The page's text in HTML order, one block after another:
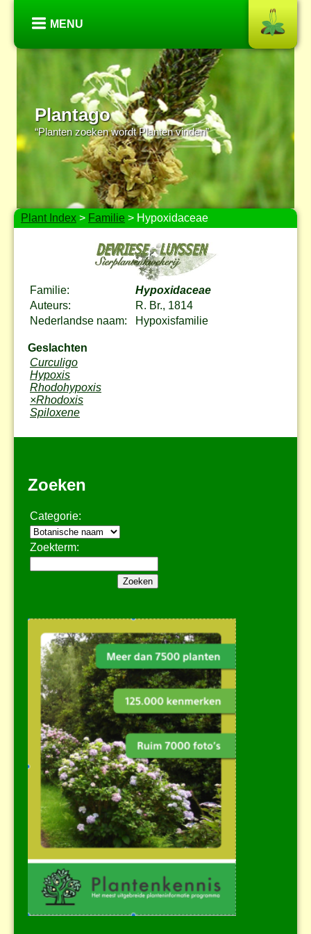
MENU
Plantago
“Planten zoeken wordt Planten vinden”
Plant Index > Familie > Hypoxidaceae
Familie:
Hypoxidaceae
Auteurs:
R. Br., 1814
Nederlandse naam:
Hypoxisfamilie
Geslachten
Curculigo
Hypoxis
Rhodohypoxis
×Rhodoxis
Spiloxene
Zoeken
Categorie:
Zoekterm: